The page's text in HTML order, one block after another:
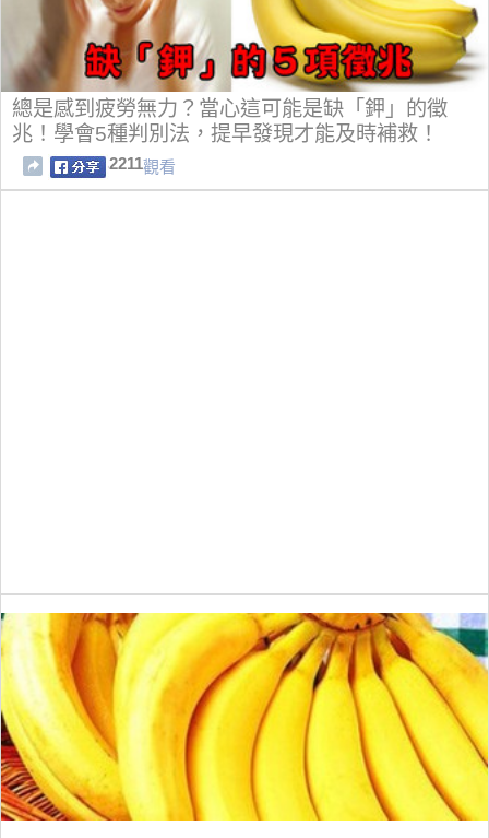
總是感到疲勞無力？當心這可能是缺「鉀」的徵
兆！學會5種判別法，提早發現才能及時補救！
2211觀看